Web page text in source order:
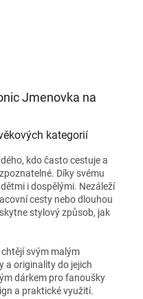
Jmenovka na
kategorií
kdo často cestuje a
Díky svému
i dospělými. Nezáleží
cesty nebo dlouhou
stylový způsob, jak
svým malým
a originality do jejich
dárkem pro fanoušky
a praktické využití.